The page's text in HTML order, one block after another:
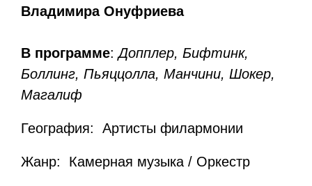
Владимира Онуфриева
В программе:Допплер, Бифтинк,
Боллинг, Пьяццолла, Манчини, Шокер,
Магалиф
География: Артисты филармонии
Жанр: Камерная музыка / Оркестр